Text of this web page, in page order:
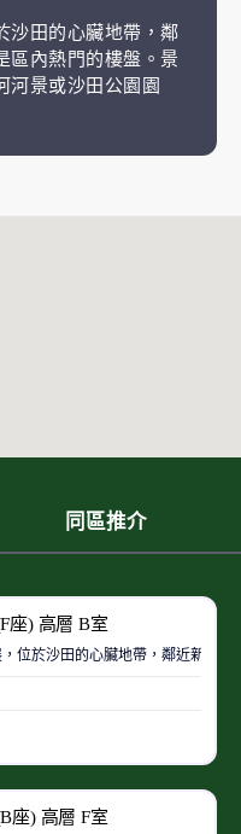
沙田的心臟地帶，鄰
區內熱門的樓盤。景
河景或沙田公園園
同區推介
座) 高層 B室
位於沙田的心臟地帶，鄰近新城
座) 高層 F室